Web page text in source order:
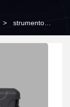
> strumento